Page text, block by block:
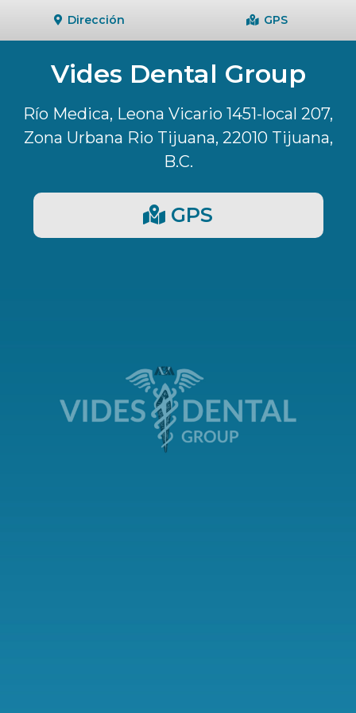
Dirección GPS
Vides Dental Group
Río Medica, Leona Vicario 1451-local 207,
Zona Urbana Rio Tijuana, 22010 Tijuana,
B.C.
GPS